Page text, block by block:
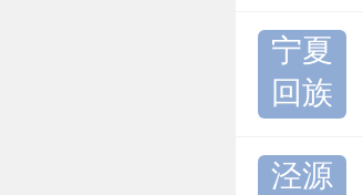
宁夏
回族
泾源